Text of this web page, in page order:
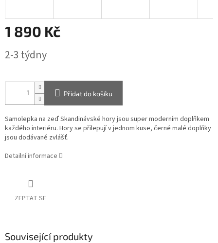
1 890 Kč
cena:
2-3 týdny
Přidat do košíku
Samolepka na zeď Skandinávské hory jsou super moderním doplňkem
každého interiéru. Hory se přilepují v jednom kuse, černé malé doplňky
jsou dodávané zvlášť.
Detailní informace
ZEPTAT SE
Související produkty